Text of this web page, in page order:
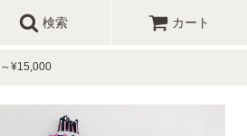
検索 カート
～¥15,000